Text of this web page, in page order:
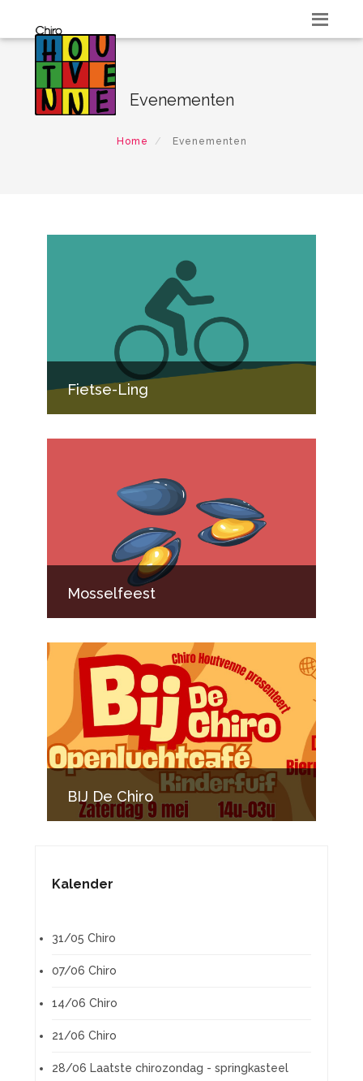
Evenementen
Home Evenementen
Fietse-Ling
Mosselfeest
BIJ De Chiro
Kalender
31/05 Chiro
07/06 Chiro
14/06 Chiro
21/06 Chiro
28/06 Laatste chirozondag - springkasteel